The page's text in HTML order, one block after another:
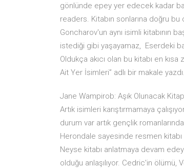
gönlünde epey yer edecek kadar
readers. Kitabın sonlarına doğru
Goncharov'un aynı isimli kitabının
istediği gibi yaşayamaz, Eserdeki
Oldukça akıcı olan bu kitabı en
Ait Yer İsimleri” adlı bir makale yazdı.
Jane Wampirob: Aşık Olunacak
Artık isimleri karıştırmamaya
durum var artık gençlik
Herondale sayesinde resmen kitabı
Neyse kitabı anlatmaya devam
olduğu anlaşılıyor. Cedric'in